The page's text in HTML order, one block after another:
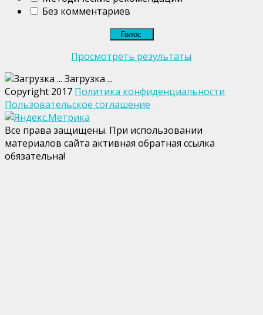
Без комментариев
Просмотреть результаты
Загрузка ...
Copyright 2017 Политика конфиденциальности
Пользовательское соглашение
Все права защищены. При использовании
материалов сайта активная обратная ссылка
обязательна!